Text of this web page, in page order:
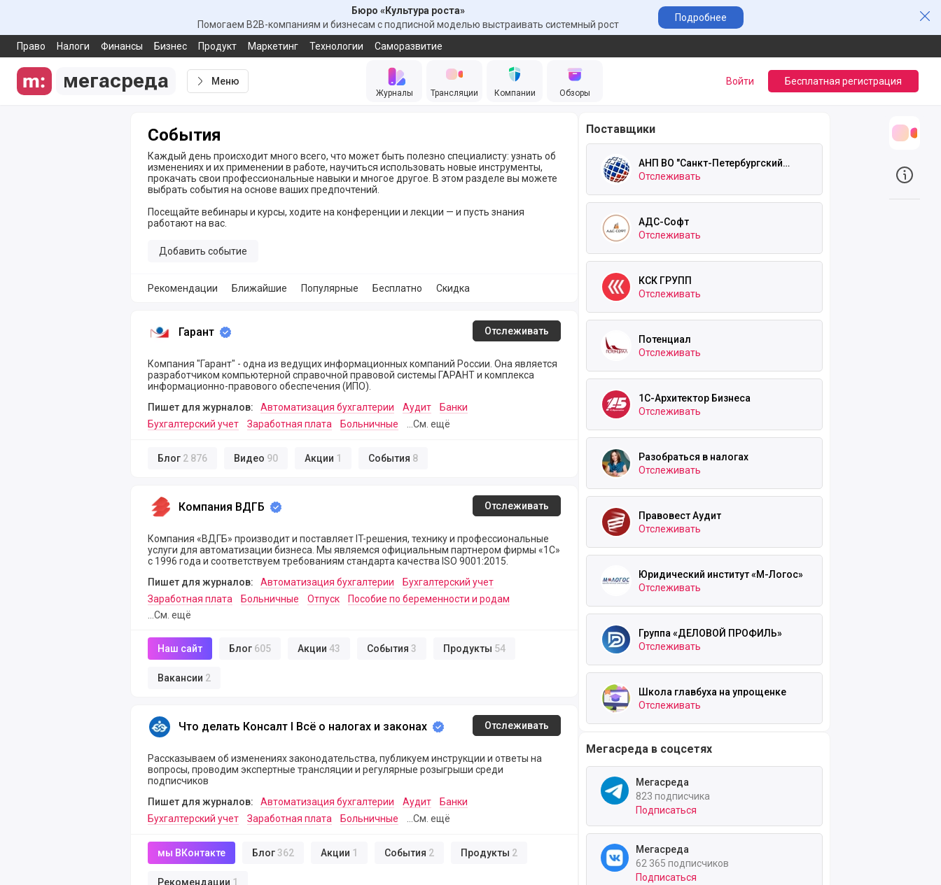
Бюро «Культура роста»
Помогаем B2B-компаниям и бизнесам с подписной моделью выстраивать системный рост
Подробнее
Право Налоги Финансы Бизнес Продукт Маркетинг Технологии Саморазвитие
мегасреда Меню
Журналы Трансляции Компании Обзоры
Войти Бесплатная регистрация
События
Каждый день происходит много всего, что может быть полезно специалисту: узнать об
изменениях и их применении в работе, научиться использовать новые инструменты,
прокачать свои профессиональные навыки и многое другое. В этом разделе вы можете
выбрать события на основе ваших предпочтений.
Посещайте вебинары и курсы, ходите на конференции и лекции — и пусть знания
работают на вас.
Добавить событие
Рекомендации Ближайшие Популярные Бесплатно Скидка
Все компании поставщики продуктов и сервисов для бугалтеров, юристов, кадровиков и предпринимателей.
ГарантГарант Отслеживать
Компания "Гарант" - одна из ведущих информационных компаний России. Она является
разработчиком компьютерной справочной правовой системы ГАРАНТ и комплекса
информационно-правового обеспечения (ИПО).
Пишет для журналов:
Автоматизация бухгалтерии Аудит
Банки
Бухгалтерский учет
Заработная плата Больничные ...См. ещё
Блог 2 876 Видео 90 Акции 1 События 8
Компания ВДГБ
Компания ВДГБ Отслеживать
Компания «ВДГБ» производит и поставляет IT-решения, технику и профессиональные
услуги для автоматизации бизнеса. Мы являемся официальным партнером фирмы «1C»
с 1996 года и соответствуем требованиям стандарта качества ISO 9001:2015.
Пишет для журналов:
Автоматизация бухгалтерии
Бухгалтерский учет
Заработная плата
Больничные Отпуск
Пособие по беременности и родам
...См. ещё
Наш сайт Блог 605 Акции 43 События 3 Продукты 54
Вакансии 2
Что делать Консалт I Всё о налогах и законах
Что делать Консалт I Всё о налогах и законах Отслеживать
Рассказываем об изменениях законодательства, публикуем инструкции и ответы на
вопросы, проводим экспертные трансляции и регулярные розыгрыши среди
подписчиков
Пишет для журналов:
Автоматизация бухгалтерии Аудит
Банки
Бухгалтерский учет
Заработная плата Больничные ...См. ещё
мы ВКонтакте Блог362 Акции 1 События 2 Продукты 2
Рекомендации 1
Поставщики
АНП ВО "Санкт-Петербургский
Национальный Открытый
Отслеживать
АДС-Софт
Отслеживать
КСК ГРУПП
Отслеживать
Потенциал
Отслеживать
1С-Архитектор Бизнеса
Отслеживать
Разобраться в налогах
Отслеживать
Правовест Аудит
Отслеживать
Юридический институт «М-Логос»
Отслеживать
Группа «ДЕЛОВОЙ ПРОФИЛЬ»
Отслеживать
Школа главбуха на упрощенке
Отслеживать
Мегасреда в соцсетях
Мегасреда
823 подписчика
Подписаться
Мегасреда
62 365 подписчиков
Подписаться
О